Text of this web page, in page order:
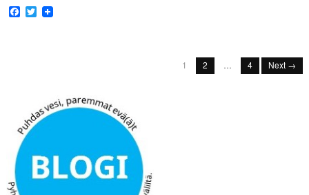
Facebook
Twitter
1 2 … 4 Next →